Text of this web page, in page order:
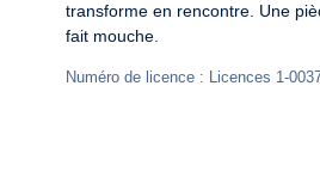
transforme en rencontre. Une
fait mouche.
Numéro de licence : Licences 1-